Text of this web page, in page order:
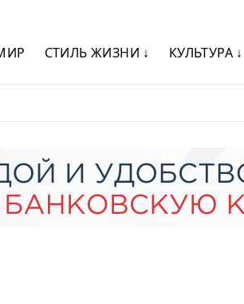
СТИЛЬ ЖИЗНИ ↓ КУЛЬТУРА ↓